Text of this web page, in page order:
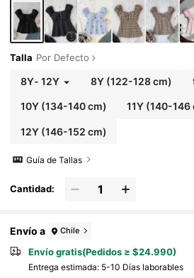
Talla Por Defecto
8Y- 12Y 8Y (122-128 cm)
10Y(134-140 cm) 11Y (140-146
12Y(146-152 cm)
Guía de Tallas
Cantidad:
Envío a Chile
Envío gratis(Pedidos ≥ $24.990)
Entrega estimada: 5-10 Días laborables